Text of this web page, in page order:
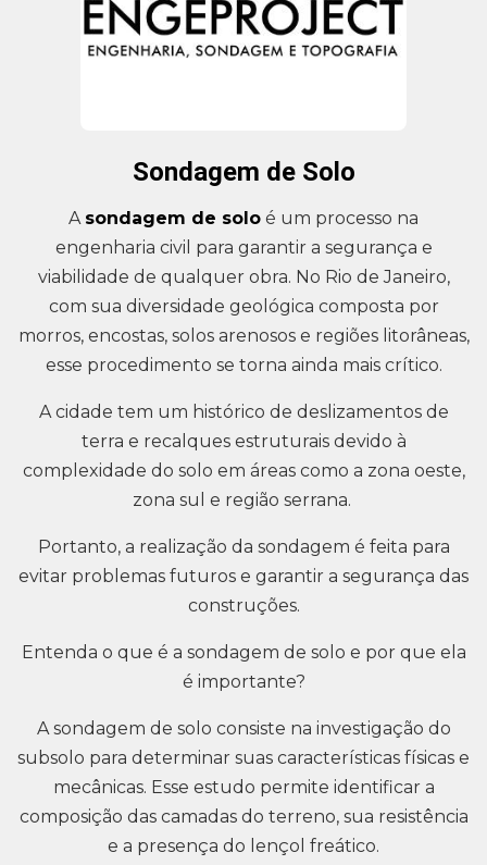
Sondagem de Solo
A sondagem de solo é um processo na
engenharia civil para garantir a segurança e
viabilidade de qualquer obra. No Rio de Janeiro,
com sua diversidade geológica composta por
morros, encostas, solos arenosos e regiões litorâneas,
esse procedimento se torna ainda mais crítico.
A cidade tem um histórico de deslizamentos de
terra e recalques estruturais devido à
complexidade do solo em áreas como a zona oeste,
zona sul e região serrana.
Portanto, a realização da sondagem é feita para
evitar problemas futuros e garantir a segurança das
construções.
Entenda o que é a sondagem de solo e por que ela
é importante?
A sondagem de solo consiste na investigação do
subsolo para determinar suas características físicas e
mecânicas. Esse estudo permite identificar a
composição das camadas do terreno, sua resistência
e a presença do lençol freático.